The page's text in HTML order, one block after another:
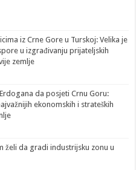
iz Crne Gore u Turskoj: Velika je
u izgrađivanju prijateljskih
zemlje
da posjeti Crnu Goru:
ekonomskih i strateških
želi da gradi industrijsku zonu u